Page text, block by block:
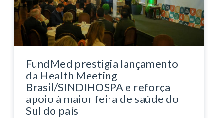
FundMed prestigia lançamento
da Health Meeting
Brasil/SINDIHOSPA e reforça
apoio à maior feira de saúde do
Sul do país